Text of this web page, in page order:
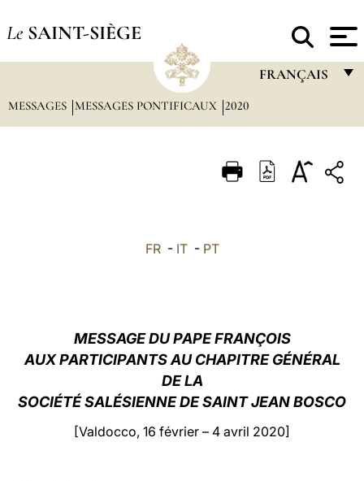
Le SAINT-SIÈGE
FRANÇAIS
ITALIANO
中文
MESSAGES MESSAGES PONTIFICAUX 2020
FR- IT- PT
MESSAGE DU PAPE FRANÇOIS
AUX PARTICIPANTS AU CHAPITRE GÉNÉRAL
DE LA
SOCIÉTÉ SALÉSIENNE DE SAINT JEAN BOSCO
[Valdocco, 16 février – 4 avril 2020]